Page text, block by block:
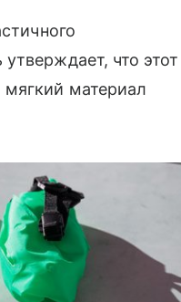
что этот
материал